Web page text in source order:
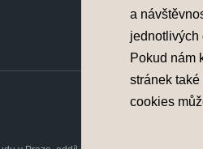
a
jednotlivých
Pokud nám
stránek
cookies